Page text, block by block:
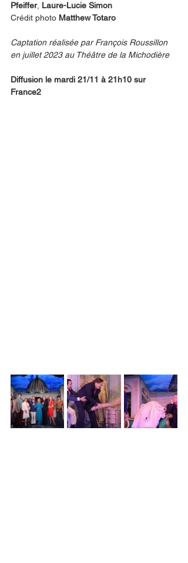
Pfeiffer, Laure-Lucie Simon
Crédit photo Matthew Totaro
Captation réalisée par François Roussillon
en juillet 2023 au Théâtre de la Michodière
Diffusion le mardi 21/11 à 21h10 sur
France2